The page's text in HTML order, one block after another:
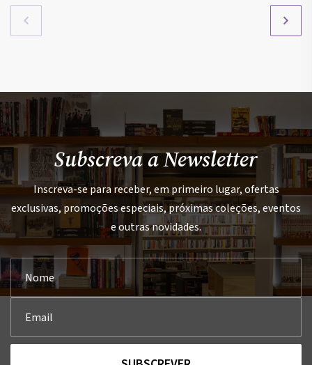
Subscreva a Newsletter
Inscreva-se para receber, em primeiro lugar, ofertas
exclusivas, promoções especiais, próximas coleções, eventos
e outras novidades.